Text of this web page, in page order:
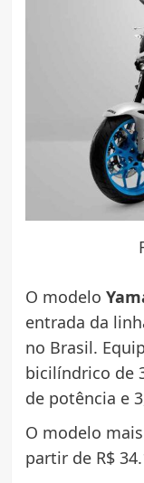
O modelo
entrada da
no Brasil.
bicilíndrico de
de potência e
O modelo
partir de R$